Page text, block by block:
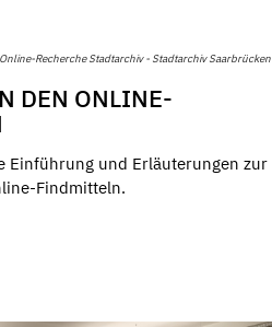
Recherche Stadtarchiv - Stadtarchiv Saarbrücken
DEN ONLINE-
Einführung und Erläuterungen zur
Findmitteln.